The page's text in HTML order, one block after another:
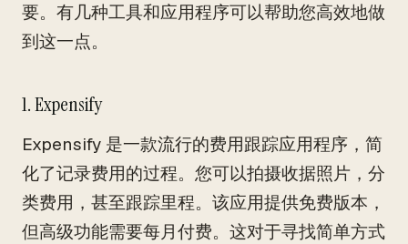
要。有几种工具和应用程序可以帮助您高效地做
到这一点。
1. Expensify
Expensify 是一款流行的费用跟踪应用程序，简
化了记录费用的过程。您可以拍摄收据照片，分
类费用，甚至跟踪里程。该应用提供免费版本，
但高级功能需要每月付费。这对于寻找简单方式